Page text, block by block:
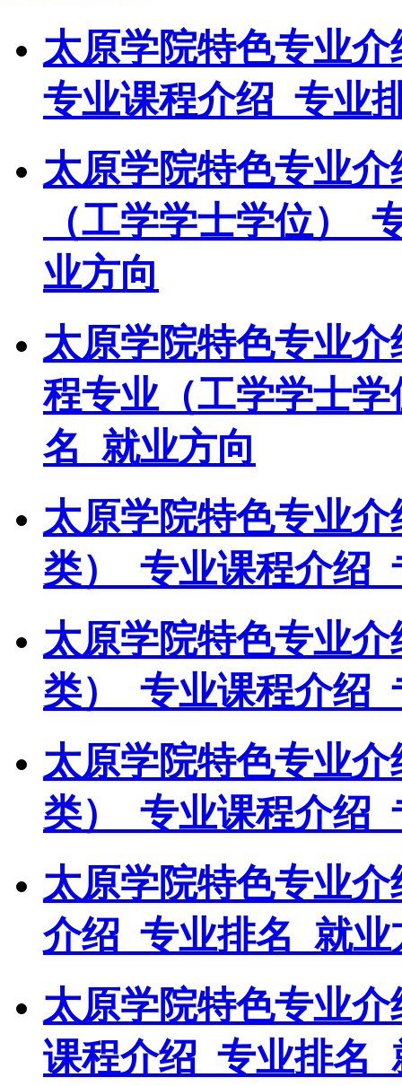
太原学院特色专业
专业课程介绍_专业
太原学院特色专业
（工学学士学位）_
业方向
太原学院特色专业
程专业（工学学士
名_就业方向
太原学院特色专业
类）_专业课程介绍
太原学院特色专业
类）_专业课程介绍
太原学院特色专业
类）_专业课程介绍
太原学院特色专业
介绍_专业排名_就业
太原学院特色专业
课程介绍_专业排名